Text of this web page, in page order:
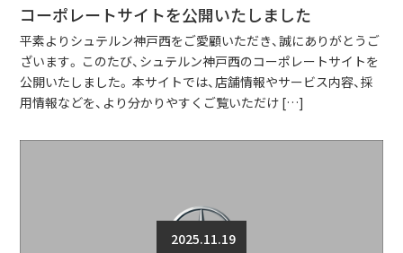
コーポレートサイトを公開いたしました
平素よりシュテルン神戸西をご愛顧いただき、誠にありがとうご
ざいます。 このたび、シュテルン神戸西のコーポレートサイトを
公開いたしました。 本サイトでは、店舗情報やサービス内容、採
用情報などを、より分かりやすくご覧いただけ […]
2025.11.19